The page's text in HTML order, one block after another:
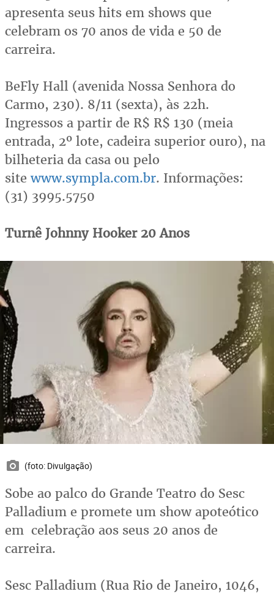
apresenta seus hits em shows que
celebram os 70 anos de vida e 50 de
carreira.
BeFly Hall (avenida Nossa Senhora do
Carmo, 230). 8/11 (sexta), às 22h.
Ingressos a partir de R$ R$ 130 (meia
entrada, 2º lote, cadeira superior ouro), na
bilheteria da casa ou pelo
sitewww.sympla.com.br. Informações:
(31) 3995.5750
Turnê Johnny Hooker 20 Anos
(foto: Divulgação)
Sobe ao palco do Grande Teatro do Sesc
Palladium e promete um show apoteótico
em celebração aos seus 20 anos de
carreira.
Sesc Palladium (Rua Rio de Janeiro, 1046,